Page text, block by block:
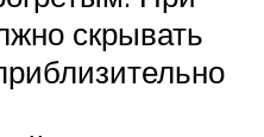
скрывать